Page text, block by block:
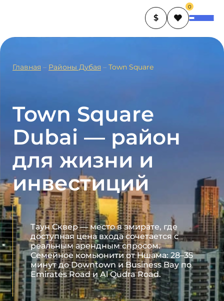
$
0
Главная – Районы Дубая – Town Square
Town Square
Dubai — район
для жизни и
инвестиций
Таун Сквер — место в эмирате, где
доступная цена входа сочетается с
реальным арендным спросом.
Семейное комьюнити от Ншама: 28–35
минут до Downtown и Business Bay по
Emirates Road и Al Qudra Road.